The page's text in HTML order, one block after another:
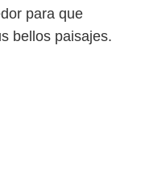
para que
bellos paisajes.